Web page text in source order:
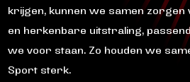
krijgen, kunnen we samen zorgen
en herkenbare uitstraling,
we voor staan. Zo houden we
Sport sterk.